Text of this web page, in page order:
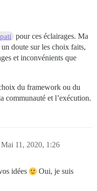
pour ces éclairages. Ma
doute sur les choix faits,
et inconvénients que
du framework ou du
communauté et l’exécution.
Mai 11, 2020, 1:26
idées
Oui, je suis